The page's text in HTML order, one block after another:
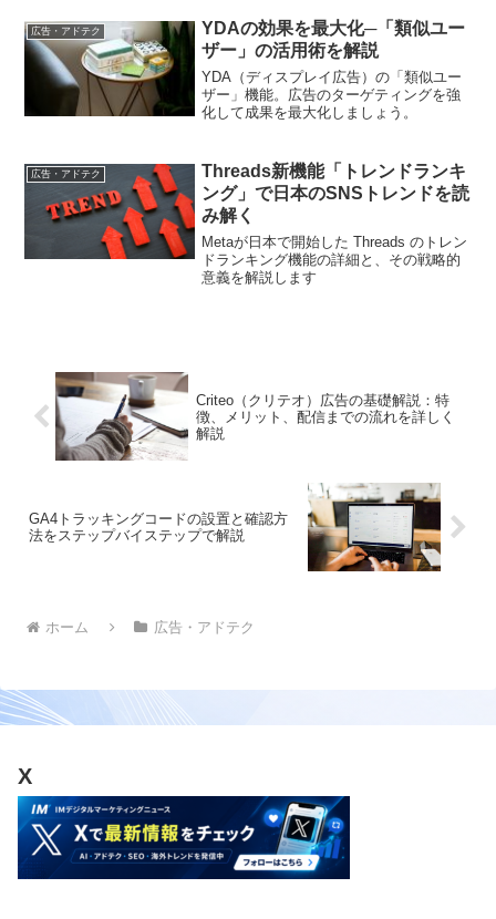
広告・アドテク
YDAの効果を最大化─「類似ユー
ザー」の活用術を解説
YDA（ディスプレイ広告）の「類似ユー
ザー」機能。広告のターゲティングを強
化して成果を最大化しましょう。
広告・アドテク
Threads新機能「トレンドランキ
ング」で日本のSNSトレンドを読
み解く
Metaが日本で開始した Threads のトレン
ドランキング機能の詳細と、その戦略的
意義を解説します
Criteo（クリテオ）広告の基礎解説：特
徴、メリット、配信までの流れを詳しく
解説
GA4トラッキングコードの設置と確認方
法をステップバイステップで解説
ホーム 広告・アドテク
X